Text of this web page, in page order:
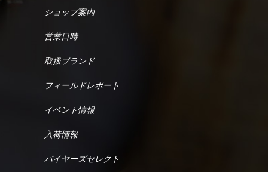
ショップ案内
営業日時
取扱ブランド
フィールドレポート
イベント情報
入荷情報
バイヤーズセレクト